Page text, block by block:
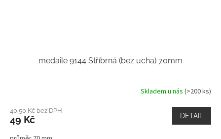
medaile 9144 Stříbrná (bez ucha) 70mm
Skladem u nás (>200 ks)
40,50 Kč bez DPH
49 Kč DETAIL